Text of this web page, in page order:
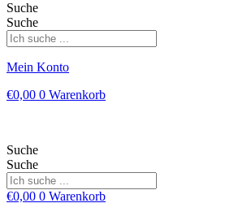
Suche
Suche
Mein Konto
€0,00 0 Warenkorb
Suche
Suche
€0,00 0 Warenkorb